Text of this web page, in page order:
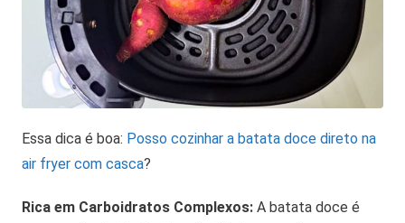
Essa dica é boa: Posso cozinhar a batata doce direto na
air fryer com casca?
Rica em Carboidratos Complexos: A batata doce é